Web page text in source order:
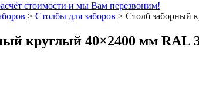
стоимости и мы Вам перезвоним!
> Столбы для заборов > Столб заборный
круглый 40×2400 мм RAL